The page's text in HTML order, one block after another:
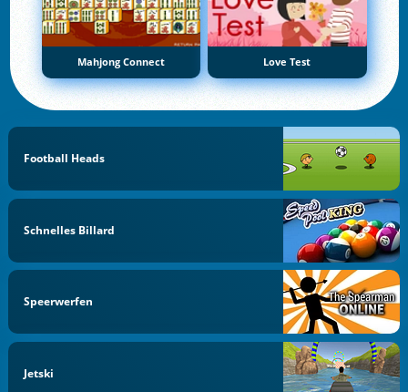
Mahjong Connect Love Test
Football Heads
Schnelles Billard
Speerwerfen
Jetski